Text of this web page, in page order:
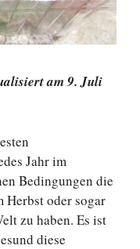
am 9. Juli
Jahr im
Bedingungen die
Herbst oder sogar
zu haben. Es ist
diese